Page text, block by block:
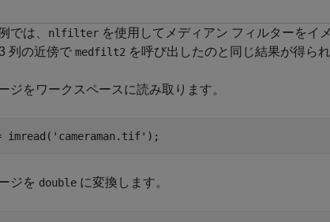
では、 nlfilter を使用してメディアン フィルターをイ
列の近傍で medfilt2 を呼び出したのと同じ結果が得られ
ジをワークスペースに読み取ります。
imread( 'cameraman.tif' );
ジを double に変換します。